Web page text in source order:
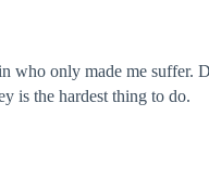
who only made me suffer.
is the hardest thing to do.